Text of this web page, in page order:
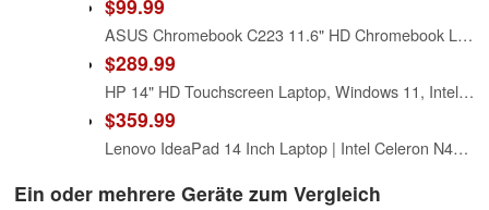
$99.99
ASUS Chromebook C223 11.6" HD Chromebook Laptop, Intel Dual-Core Celeron N3350 Processor (up to 2.4GHz), 4GB RAM, 32GB eMMC Storage, Premium Design, Grey, C223NA-DH02
$289.99
HP 14" HD Touchscreen Laptop, Windows 11, Intel Celeron Dual-Core Processor Up to 2.60GHz, 4GB RAM, 64GB SSD, Webcam, Dale Sliver (Renewed)
$359.99
Lenovo IdeaPad 14 Inch Laptop | Intel Celeron N4020, Dual-Core Processor | 4GB RAM, 1TB SSD | Windows 11 | Cloud Grey | WiFi 6 | Intel UHD Graphic | Privacy Shutter Cam (720p)
Ein oder mehrere Geräte zum Vergleich